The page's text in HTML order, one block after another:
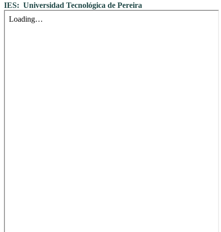
IES: Universidad Tecnológica de Pereira